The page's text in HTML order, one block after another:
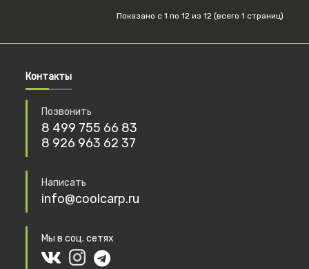
Показано с 1 по 12 из 12 (всего 1 страниц)
Контакты
Позвонить
8 499 755 66 83
8 926 963 62 37
Написать
info@coolcarp.ru
Мы в соц. сетях